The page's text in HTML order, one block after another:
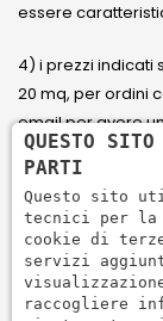
essere
4) i prezzi indicati
20 mq, per ordini
email per avere
il cliente.
5) Paga con
Mastercard
inviare denaro e
semplice e sicuro.
QUESTO
PARTI
Questo sito
tecnici per la
cookie di
servizi
raccogliere